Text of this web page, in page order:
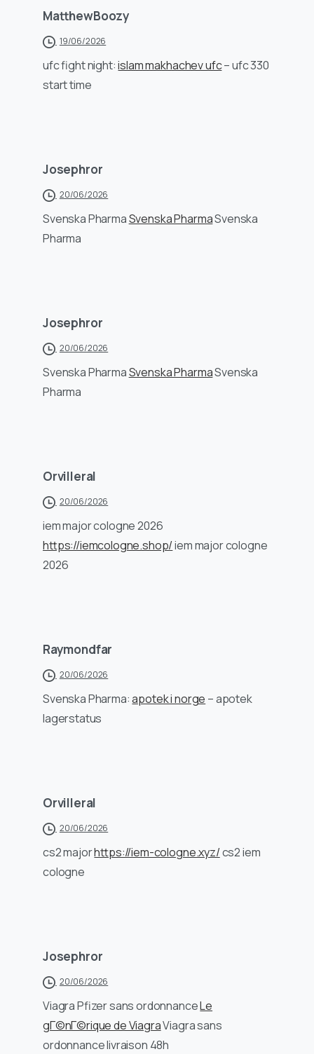
MatthewBoozy
19/06/2026
ufc fight night:islam makhachev ufc– ufc 330
start time
Josephror
20/06/2026
Svenska PharmaSvenska PharmaSvenska
Pharma
Josephror
20/06/2026
Svenska PharmaSvenska PharmaSvenska
Pharma
Orvilleral
20/06/2026
iem major cologne 2026
https://iemcologne.shop/iem major cologne
2026
Raymondfar
20/06/2026
Svenska Pharma:apotek i norge – apotek
lagerstatus
Orvilleral
20/06/2026
cs2 majorhttps://iem-cologne.xyz/cs2 iem
cologne
Josephror
20/06/2026
Viagra Pfizer sans ordonnanceLe
gГ©nГ©rique de ViagraViagra sans
ordonnance livraison 48h